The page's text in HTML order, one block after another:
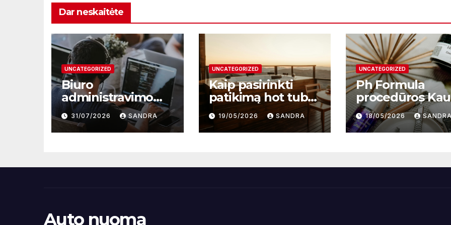
Dar neskaitėte
UNCATEGORIZED
Biuro
administravimo
mokymai – kelias į
profesionalų ir
efektyvų darbą
31/07/2026 SANDRA
UNCATEGORIZED
Kaip pasirinkti
patikimą hot tub
supplier ir kodėl
tai svarbu?
19/05/2026 SANDRA
UNCATEGORIZED
Ph Formula
procedūros
– moderni odos
atnaujinimo
sistema
18/05/2026
Auto nuoma